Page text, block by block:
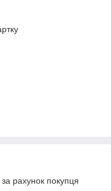
рахунок покупця